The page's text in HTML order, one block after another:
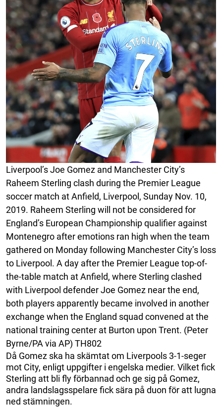
Liverpool’s Joe Gomez and Manchester City’s
Raheem Sterling clash during the Premier League
soccer match at Anfield, Liverpool, Sunday Nov. 10,
2019. Raheem Sterling will not be considered for
England’s European Championship qualifier against
Montenegro after emotions ran high when the team
gathered on Monday following Manchester City’s loss
to Liverpool. A day after the Premier League top-of-
the-table match at Anfield, where Sterling clashed
with Liverpool defender Joe Gomez near the end,
both players apparently became involved in another
exchange when the England squad convened at the
national training center at Burton upon Trent. (Peter
Byrne/PA via AP) TH802
Då Gomez ska ha skämtat om Liverpools 3-1-seger
mot City, enligt uppgifter i engelska medier. Vilket fick
Sterling att bli fly förbannad och ge sig på Gomez,
andra landslagsspelare fick sära på duon för att lugna
ned stämningen.